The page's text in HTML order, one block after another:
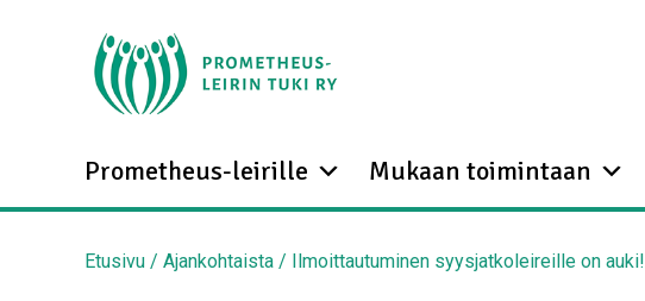
Prometheus-leirille Mukaan toimintaan
Etusivu / Ajankohtaista / Ilmoittautuminen syysjatkoleireille on auki!